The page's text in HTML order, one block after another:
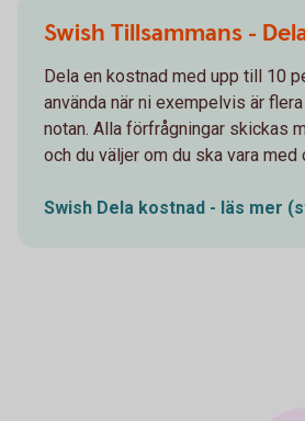
Swish Tillsammans -
Dela en kostnad med upp till 10
använda när ni exempelvis är
notan. Alla förfrågningar skickas
och du väljer om du ska vara med
Swish Dela kostnad - läs mer